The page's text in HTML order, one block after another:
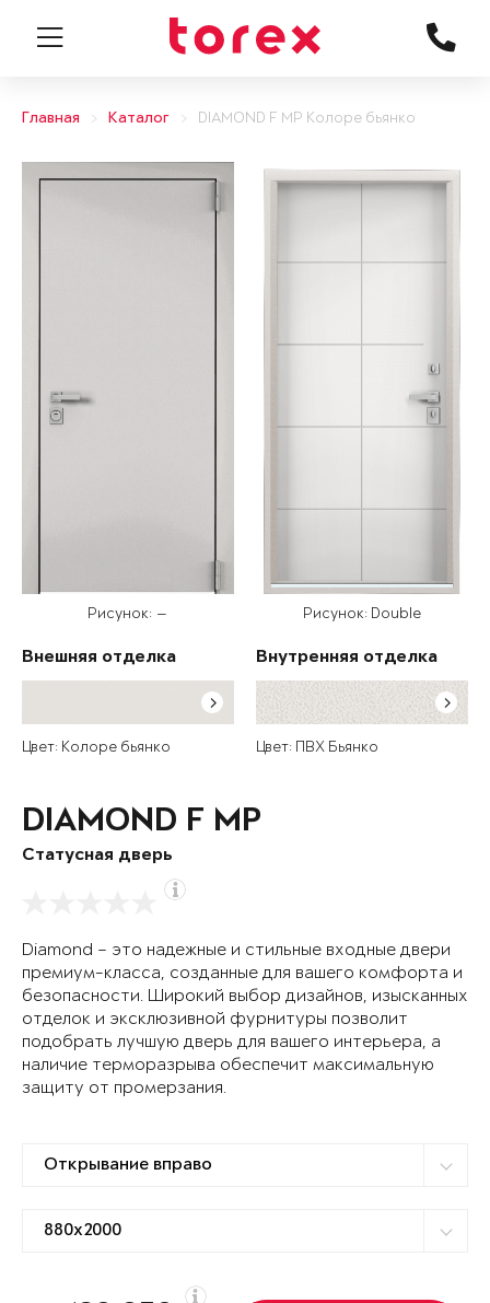
Главная Каталог DIAMOND F MP Колоре бьянко
Рисунок: —
Внешняя отделка
Цвет: Колоре бьянко
Рисунок: Double
Внутренняя отделка
Цвет: ПВХ Бьянко
DIAMOND F MP
Статусная дверь
Diamond – это надежные и стильные входные двери
премиум-класса, созданные для вашего комфорта и
безопасности. Широкий выбор дизайнов, изысканных
отделок и эксклюзивной фурнитуры позволит
подобрать лучшую дверь для вашего интерьера, а
наличие терморазрыва обеспечит максимальную
защиту от промерзания.